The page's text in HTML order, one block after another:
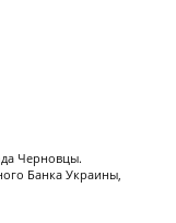
Черновцы.
Банка Украины,